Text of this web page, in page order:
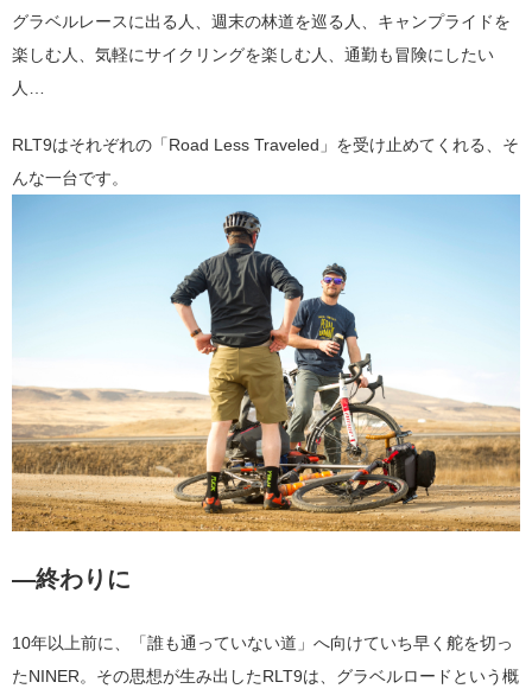
グラベルレースに出る人、週末の林道を巡る人、キャンプライドを
楽しむ人、気軽にサイクリングを楽しむ人、通勤も冒険にしたい
人…
RLT9はそれぞれの「Road Less Traveled 」を受け止めてくれる、そ
んな一台です。
―終わりに
10年以上前に、「誰も通っていない道」へ向けていち早く舵を切っ
たNINER。その思想が生み出したRLT9は、グラベルロードという概